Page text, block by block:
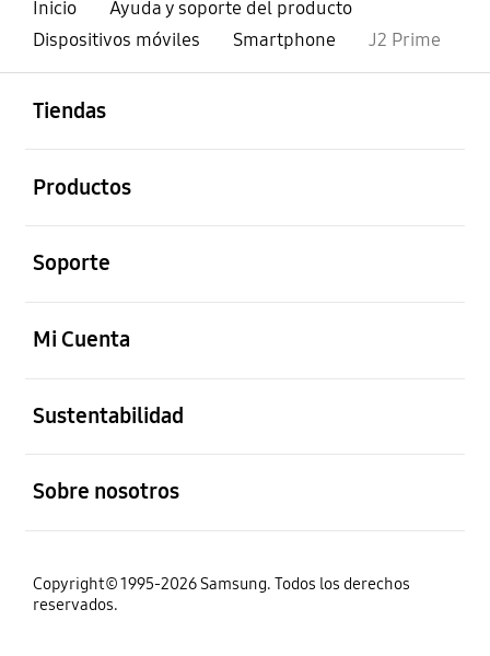
Inicio
Ayuda y soporte del producto
Dispositivos móviles
Smartphone J2 Prime
Tiendas
Productos
Soporte
Mi Cuenta
Sustentabilidad
Sobre nosotros
Copyright© 1995-2026 Samsung. Todos los derechos
reservados.